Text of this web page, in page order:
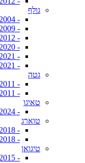
גולף
- 1997-2004 (MK4)
- 2004-2009 (MK5)
- 2009-2012 (MK6)
- 2013-2020 (MK7)
- 2021+ (MK8)
- 2021+ (MK8 GTI)
גטה
- 2005-2011
- 2011+
טאיגו
- 2024+
טוארג
- 2010-2018
- 2018+
טיגואן
- 2007-2015